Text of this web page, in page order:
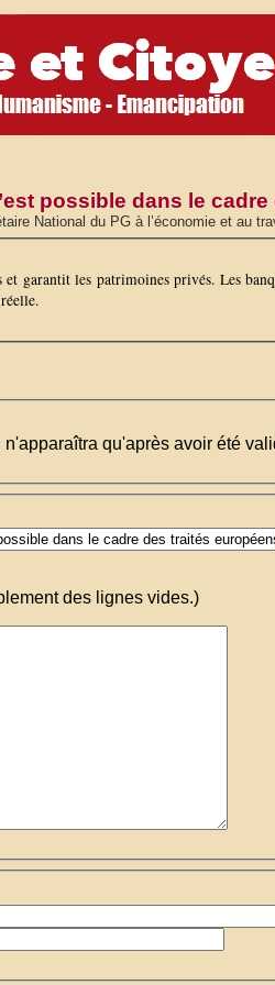
possible dans le
National du PG à l’économie et au
garantit les patrimoines privés. Les
qu'après avoir été
des lignes vides.)